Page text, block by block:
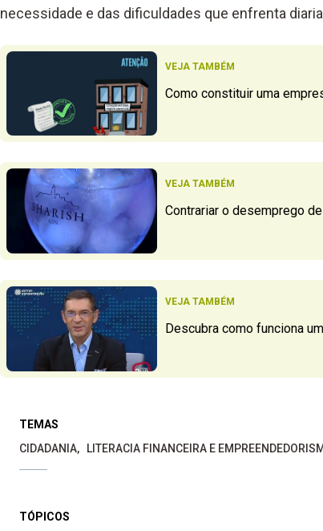
necessidade e das dificuldades que enfrenta
VEJA TAMBÉM
Como constituir uma
VEJA TAMBÉM
Contrariar o desemprego
VEJA TAMBÉM
Descubra como funciona
TEMAS
CIDADANIA
LITERACIA FINANCEIRA E
TÓPICOS